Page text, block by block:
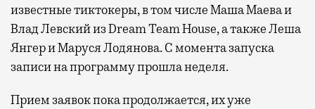
известные тиктокеры, в том числе Маша Маева и
Влад Левский из Dream Team House, а также Леша
Янгер и Маруся Лодянова. С момента запуска
записи на программу прошла неделя.
Прием заявок пока продолжается, их уже